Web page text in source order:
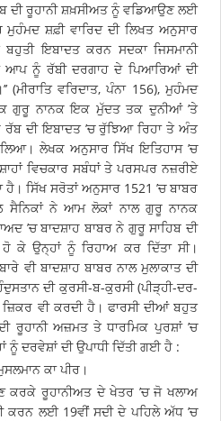
ਦੀ ਰੂਹਾਨੀ ਸ਼ਖ਼ਸੀਅਤ ਨੂੰ ਵਡਿਆਉਣ ਲਈ
ਸ਼ਫ਼ੀ ਵਾਰਿਦ ਦੀ ਲਿਖਤ ਅਨੁਸਾਰ
ਇਬਾਦਤ ਕਰਨ ਸਦਕਾ ਜਿਸਮਾਨੀ
ਆਪ ਨੂੰ ਰੱਬੀ ਦਰਗਾਹ ਦੇ ਪਿਆਰਿਆਂ ਦੀ
(ਮੀਰਾਤਿ ਵਰਿਦਾਤ, ਪੰਨਾ 156), ਮੁਹੰਮਦ
ਗੁਰੂ ਨਾਨਕ ਇਕ ਮੁੱਦਤ ਤਕ ਦੁਨੀਆਂ ’ਤੇ
ਰੱਬ ਦੀ ਇਬਾਦਤ ’ਚ ਰੁੱਝਿਆ ਰਿਹਾ ਤੇ ਅੰਤ
ਲਿਆ। ਲੇਖਕ ਅਨੁਸਾਰ ਸਿੱਖ ਇਤਿਹਾਸ ’ਚ
ਵਿਚਕਾਰ ਸਬੰਧਾਂ ਤੇ ਪਰਸਪਰ ਨਜ਼ਰੀਏ
ਹੈ। ਸਿੱਖ ਸਰੋਤਾਂ ਅਨੁਸਾਰ 1521 ’ਚ ਬਾਬਰ
ਸੈਨਿਕਾਂ ਨੇ ਆਮ ਲੋਕਾਂ ਨਾਲ ਗੁਰੂ ਨਾਨਕ
’ਚ ਬਾਦਸ਼ਾਹ ਬਾਬਰ ਨੇ ਗੁਰੂ ਸਾਹਿਬ ਦੀ
ਕੇ ਉਨ੍ਹਾਂ ਨੂੰ ਰਿਹਾਅ ਕਰ ਦਿੱਤਾ ਸੀ।
ਵੀ ਬਾਦਸ਼ਾਹ ਬਾਬਰ ਨਾਲ ਮੁਲਾਕਾਤ ਦੀ
ਦੀ ਕੁਰਸੀ-ਬ-ਕੁਰਸੀ (ਪੀੜ੍ਹੀ-ਦਰ-
ਜ਼ਿਕਰ ਵੀ ਕਰਦੀ ਹੈ। ਫਾਰਸੀ ਦੀਆਂ ਬਹੁਤ
ਰੂਹਾਨੀ ਅਜ਼ਮਤ ਤੇ ਧਾਰਮਿਕ ਪੁਰਸ਼ਾਂ ’ਚ
ਦਰਵੇਸ਼ਾਂ ਦੀ ਉਪਾਧੀ ਦਿੱਤੀ ਗਈ ਹੈ :
ਕਾ ਪੀਰ।
ਕਰਕੇ ਰੂਹਾਨੀਅਤ ਦੇ ਖੇਤਰ ’ਚ ਜੋ ਖਲਾਅ
ਕਰਨ ਲਈ 19ਵੀਂ ਸਦੀ ਦੇ ਪਹਿਲੇ ਅੱਧ ’ਚ